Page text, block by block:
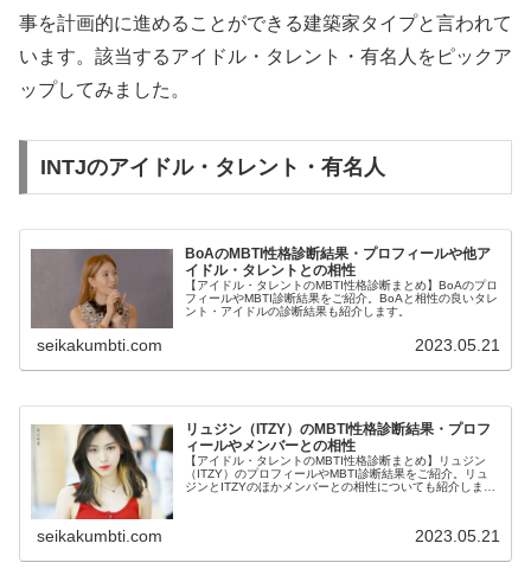
事を計画的に進めることができる建築家タイプと言われて
います。該当するアイドル・タレント・有名人をピックア
ップしてみました。
INTJのアイドル・タレント・有名人
BoAのMBTI性格診断結果・プロフィールや他ア
イドル・タレントとの相性
【アイドル・タレントのMBTI性格診断まとめ】BoAのプロ
フィールやMBTI診断結果をご紹介。BoAと相性の良いタレ
ント・アイドルの診断結果も紹介します。
seikakumbti.com 2023.05.21
リュジン（ITZY）のMBTI性格診断結果・プロフ
ィールやメンバーとの相性
【アイドル・タレントのMBTI性格診断まとめ】リュジン
（ITZY）のプロフィールやMBTI診断結果をご紹介。リュ
ジンとITZYのほかメンバーとの相性についても紹介しま
seikakumbti.com 2023.05.21